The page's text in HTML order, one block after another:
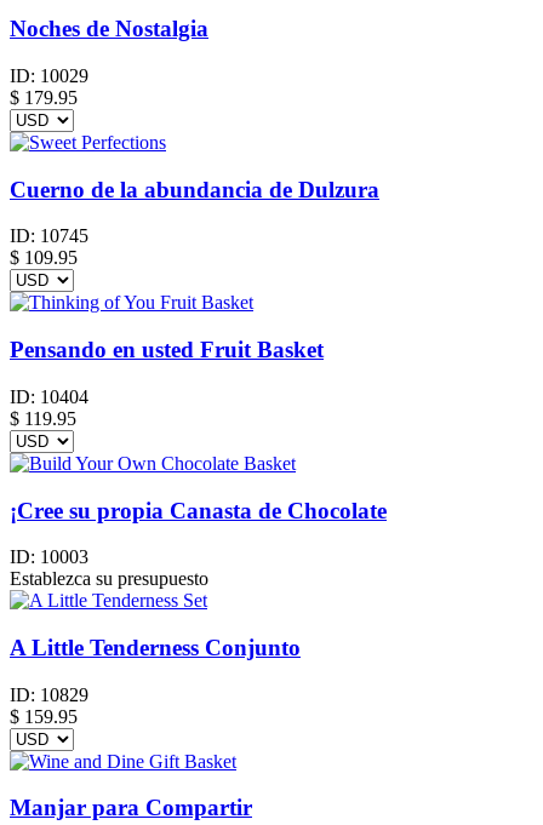
Noches de Nostalgia
ID: 10029
$ 179.95
Cuerno de la abundancia de Dulzura
ID: 10745
$ 109.95
Pensando en usted Fruit Basket
ID: 10404
$ 119.95
¡Cree su propia Canasta de Chocolate
ID: 10003
Establezca su presupuesto
A Little Tenderness Conjunto
ID: 10829
$ 159.95
Manjar para Compartir